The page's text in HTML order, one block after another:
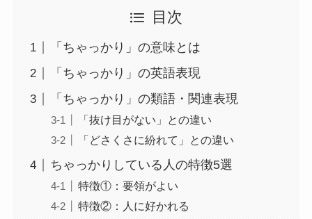
目次
「ちゃっかり」の意味とは
「ちゃっかり」の英語表現
「ちゃっかり」の類語・関連表現
「抜け目がない」との違い
「どさくさに紛れて」との違い
ちゃっかりしている人の特徴5選
特徴①：要領がよい
特徴②：人に好かれる